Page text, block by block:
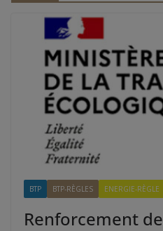
BTP BTP-RÈGLES ENERGIE-RÈGLE
Renforcement de